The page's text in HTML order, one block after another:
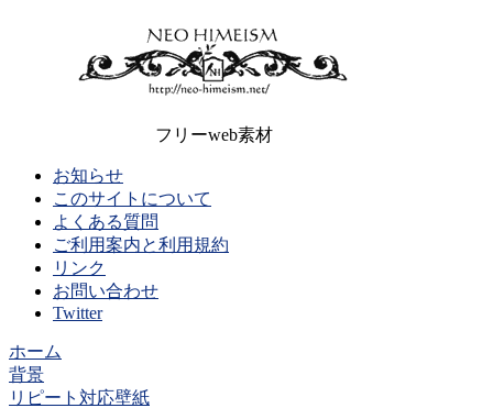
フリーweb素材
お知らせ
このサイトについて
よくある質問
ご利用案内と利用規約
リンク
お問い合わせ
Twitter
ホーム
背景
リピート対応壁紙